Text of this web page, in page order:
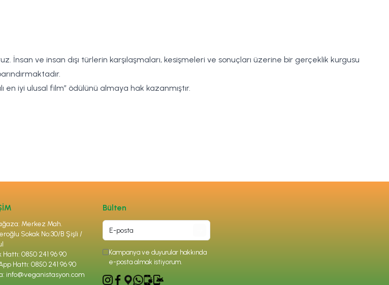
İnsan ve insan dışı türlerin karşılaşmaları, kesişmeleri ve sonuçları üzerine bir gerçeklik kurgusu
iyi ulusal film” ödülünü almaya hak kazanmıştır.
Merkez Mah.
Sokak No:30/B Şişli /
0850 241 96 90
Hattı: 0850 241 96 90
info@veganistasyon.com
Bülten
Kampanya ve duyurular hakkında
e-posta almak istiyorum.